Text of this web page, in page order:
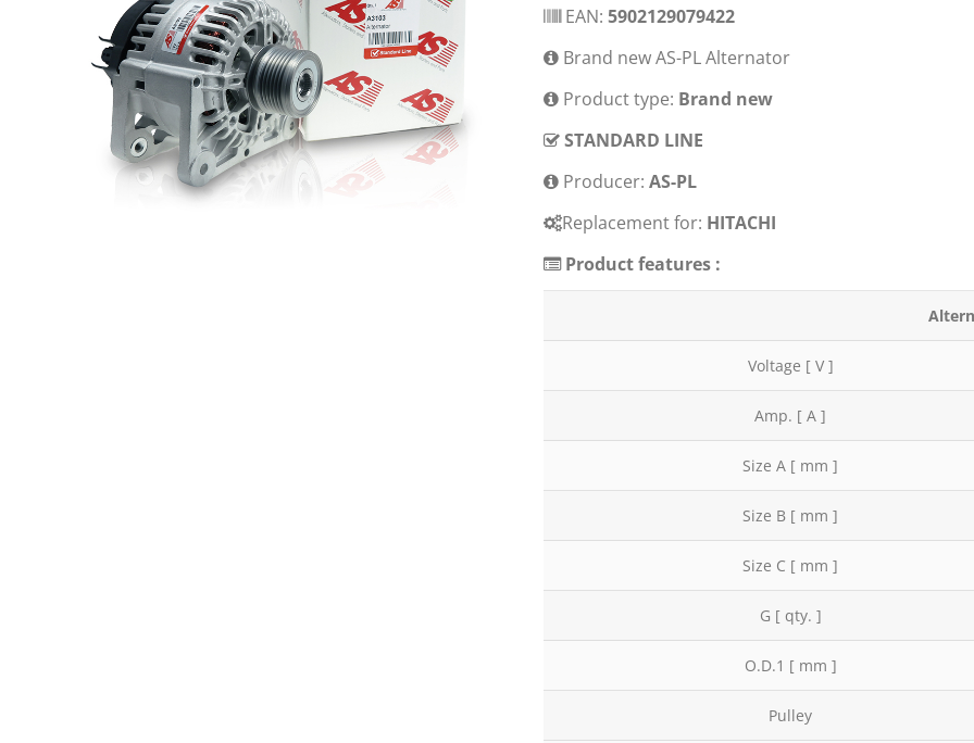
EAN: 5902129079422
Brand new AS-PL Alternator
Product type: Brand new
STANDARD LINE
Producer: AS-PL
Replacement for: HITACHI
Product features :
Voltage [ V ]
Amp. [ A ]
Size A [ mm ]
Size B [ mm ]
Size C [ mm ]
G [ qty. ]
O.D.1 [ mm ]
Pulley